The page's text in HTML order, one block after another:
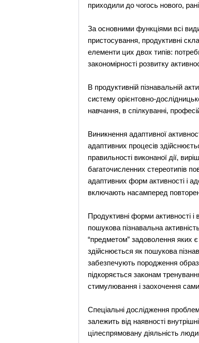
приходили до чогось нового,
За основними функціями всі
пристосування, продуктивні
елементи цих двох типів:
закономірності розвитку
В продуктивній пізнавальній
систему орієнтовно-
навчання, в спілкуванні,
Виникнення адаптивної
адаптивних процесів
правильності виконаної дії,
багаточисленних стереотипів
адаптивних форм активності і
включають насамперед
Продуктивні форми активності і
пошукова пізнавальна
“предметом” задоволення яких
здійснюється як пошукова
забезпечують породження
підкоряється законам
стимулювання і заохочення
Спеціальні дослідження
залежить від наявності
цілеспрямовану діяльність